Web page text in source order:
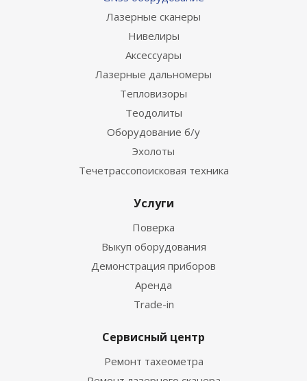
Лазерные сканеры
Нивелиры
Аксессуары
Лазерные дальномеры
Тепловизоры
Теодолиты
Оборудование б/у
Эхолоты
Течетрассопоисковая техника
Услуги
Поверка
Выкуп оборудования
Демонстрация приборов
Аренда
Trade-in
Сервисный центр
Ремонт тахеометра